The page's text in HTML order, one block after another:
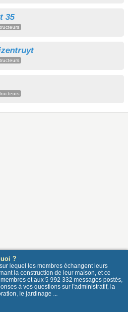
35
?
lequel les membres échangent leurs
la construction de leur maison, et ce
et aux 5 992 332 messages postés,
à vos questions sur l'administratif, la
le jardinage ...